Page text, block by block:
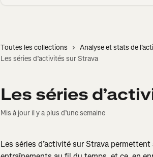
Toutes les collections Analyse et stats de
Les séries d’activités sur Strava
Les séries
Mis à jour il y a plus d’une semaine
Les séries d’activité sur Strava